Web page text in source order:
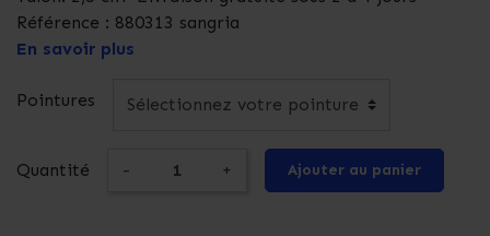
Référence : 880313 sangria
En savoir plus
Pointures
Quantité - + Ajouter au panier